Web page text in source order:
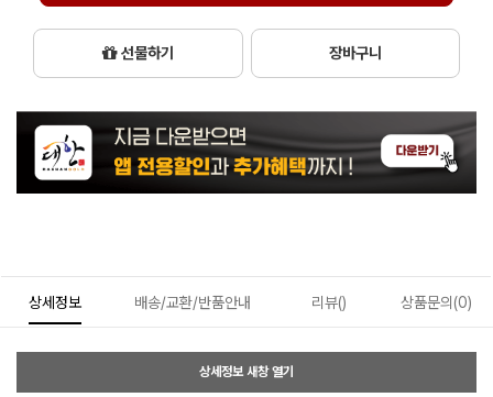
선물하기 장바구니
상세정보 배송/교환/반품안내 리뷰() 상품문의(0)
상세정보 새창 열기